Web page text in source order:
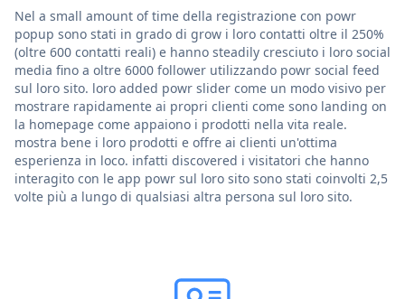
Nel a small amount of time della registrazione con powr
popup sono stati in grado di grow i loro contatti oltre il 250%
(oltre 600 contatti reali) e hanno steadily cresciuto i loro social
media fino a oltre 6000 follower utilizzando powr social feed
sul loro sito. loro added powr slider come un modo visivo per
mostrare rapidamente ai propri clienti come sono landing on
la homepage come appaiono i prodotti nella vita reale.
mostra bene i loro prodotti e offre ai clienti un'ottima
esperienza in loco. infatti discovered i visitatori che hanno
interagito con le app powr sul loro sito sono stati coinvolti 2,5
volte più a lungo di qualsiasi altra persona sul loro sito.